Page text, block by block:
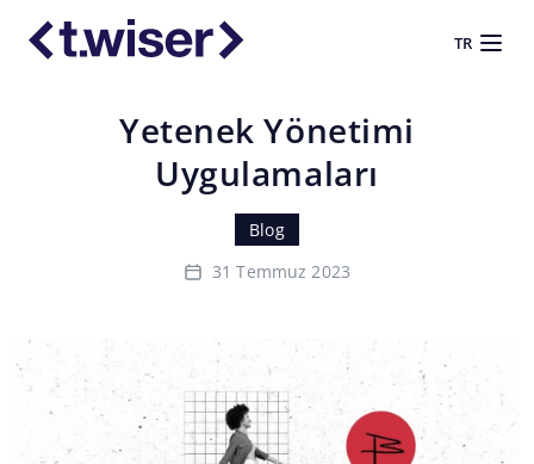
TR
Yetenek Yönetimi
Uygulamaları
Blog
31 Temmuz 2023